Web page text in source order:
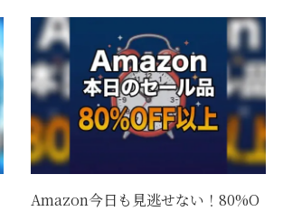
Amazon今日も見逃せない！80%O